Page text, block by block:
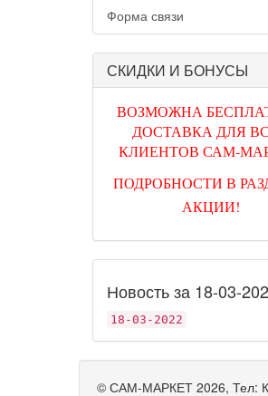
Форма связи
СКИДКИ И БОНУСЫ
ВОЗМОЖНА
ДОСТАВКА ДЛЯ
КЛИЕНТОВ САМ-
ПОДРОБНОСТИ В
АКЦИИ!
Новость за 18-03-
18-03-2022
© САМ-МАРКЕТ 2026, Тел: